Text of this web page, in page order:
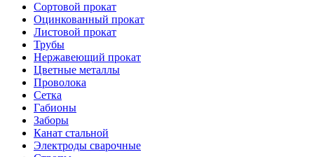
Сортовой прокат
Оцинкованный прокат
Листовой прокат
Трубы
Нержавеющий прокат
Цветные металлы
Проволока
Сетка
Габионы
Заборы
Канат стальной
Электроды сварочные